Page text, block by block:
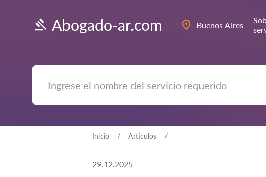
Abogado-ar.com Buenos Aires
Inicio Artículos
29.12.2025